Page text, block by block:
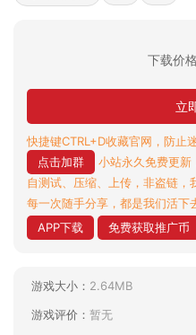
下载价格
立
快捷键CTRL+D收藏官网，防止
点击加群
小站永久免费更新
自测试、压缩、上传，非盗链，
每一次随手分享，都是我们活下
APP下载
免费获取推广币
游戏大小： 2.64MB
游戏评价： 暂无